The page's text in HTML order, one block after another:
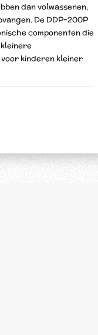
dan volwassenen,
De DDP-200P
componenten die
kinderen kleiner